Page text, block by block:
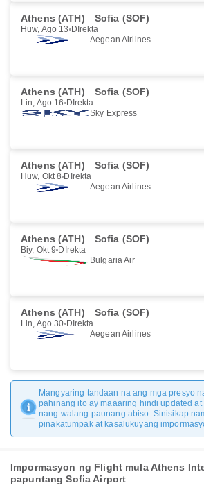
Athens (ATH) Sofia (SOF)
Huw, Ago 13 DIrekta
Aegean Airlines
Athens (ATH) Sofia (SOF)
Lin, Ago 16 DIrekta
Sky Express
Athens (ATH) Sofia (SOF)
Huw, Okt 8 DIrekta
Aegean Airlines
Athens (ATH) Sofia (SOF)
Biy, Okt 9 DIrekta
Bulgaria Air
Athens (ATH) Sofia (SOF)
Lin, Ago 30 DIrekta
Aegean Airlines
Mangyaring tandaan na ang mga presyo
pahinang ito ay maaaring hindi updated
nang walang paunang abiso. Sinisikap
pinakatumpak at kasalukuyang
Impormasyon ng Flight mula Athens
papuntang Sofia Airport